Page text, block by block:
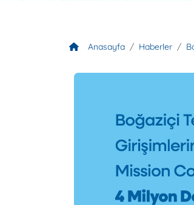
Anasayfa Haberler